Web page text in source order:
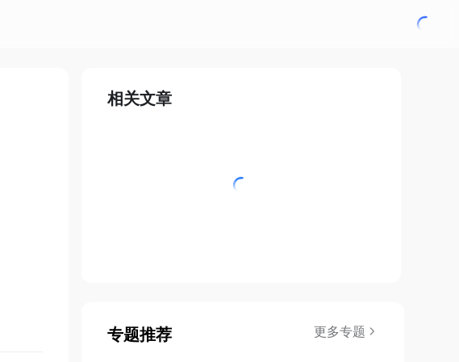
相关文章
专题推荐 更多专题